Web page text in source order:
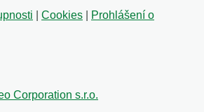
Cookies
Prohlášení o
Corporation s.r.o.